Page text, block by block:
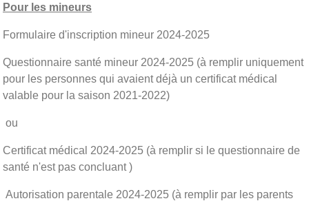
Pour les mineurs
Formulaire d'inscription mineur 2024-2025
Questionnaire santé mineur 2024-2025 (à remplir uniquement
pour les personnes qui avaient déjà un certificat médical
valable pour la saison 2021-2022)
ou
Certificat médical 2024-2025 (à remplir si le questionnaire de
santé n'est pas concluant )
Autorisation parentale 2024-2025 (à remplir par les parents